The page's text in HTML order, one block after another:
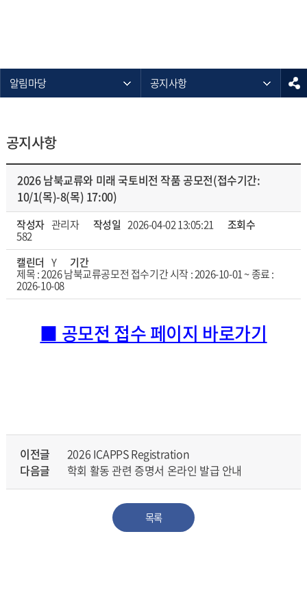
알림마당 공지사항
공지사항
2026 남북교류와 미래 국토비전 작품 공모전(접수기간:
10/1(목)-8(목) 17:00)
작성자 관리자 작성일 2026-04-02 13:05:21 조회수
582
캘린더 Y 기간
제목 : 2026 남북교류공모전 접수기간 시작 : 2026-10-01 ~ 종료 :
2026-10-08
■ 공모전 접수 페이지 바로가기
이전글
2026 ICAPPS Registration
다음글
학회 활동 관련 증명서 온라인 발급 안내
목록